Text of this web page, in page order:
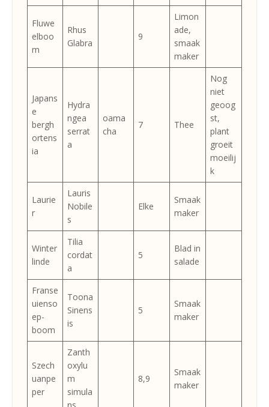
Fluwe
elboo
m
Rhus
Glabra
9
Limon
ade,
smaak
maker
Japans
e
bergh
ortens
ia
Hydra
ngea
serrat
a
oama
cha
7 Thee
Nog
niet
geoog
st,
plant
groeit
moeilij
k
Laurie
r
Lauris
Nobile
s
Elke
Smaak
maker
Winter
linde
Tilia
cordat
a
5
Blad in
salade
Franse
uienso
ep-
boom
Toona
Sinens
is
5
Smaak
maker
Szech
uanpe
per
Zanth
oxylu
m
simula
8,9
Smaak
maker